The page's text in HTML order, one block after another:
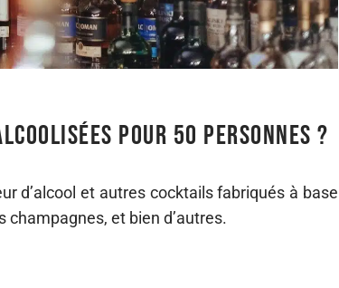
pour 50 personnes ?
d’alcool et autres cocktails fabriqués à base
champagnes, et bien d’autres.